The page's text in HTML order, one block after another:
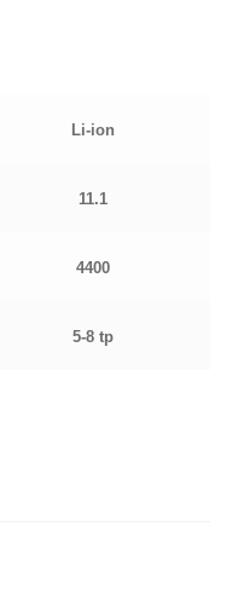
Li-ion
11.1
4400
5-8 tp